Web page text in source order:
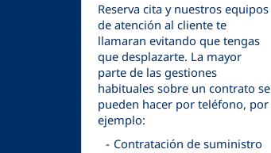
Reserva cita y nuestros equipos
de atención al cliente te
llamaran evitando que tengas
que desplazarte. La mayor
parte de las gestiones
habituales sobre un contrato se
pueden hacer por teléfono, por
ejemplo:
Contratación de suministro